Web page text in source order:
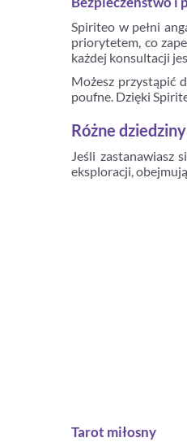
Spiriteo w pełni
priorytetem, co
każdej konsultacji
Możesz przystąpić
poufne. Dzięki
Różne
Jeśli zastanawiasz
eksploracji,
Tarot miłosny